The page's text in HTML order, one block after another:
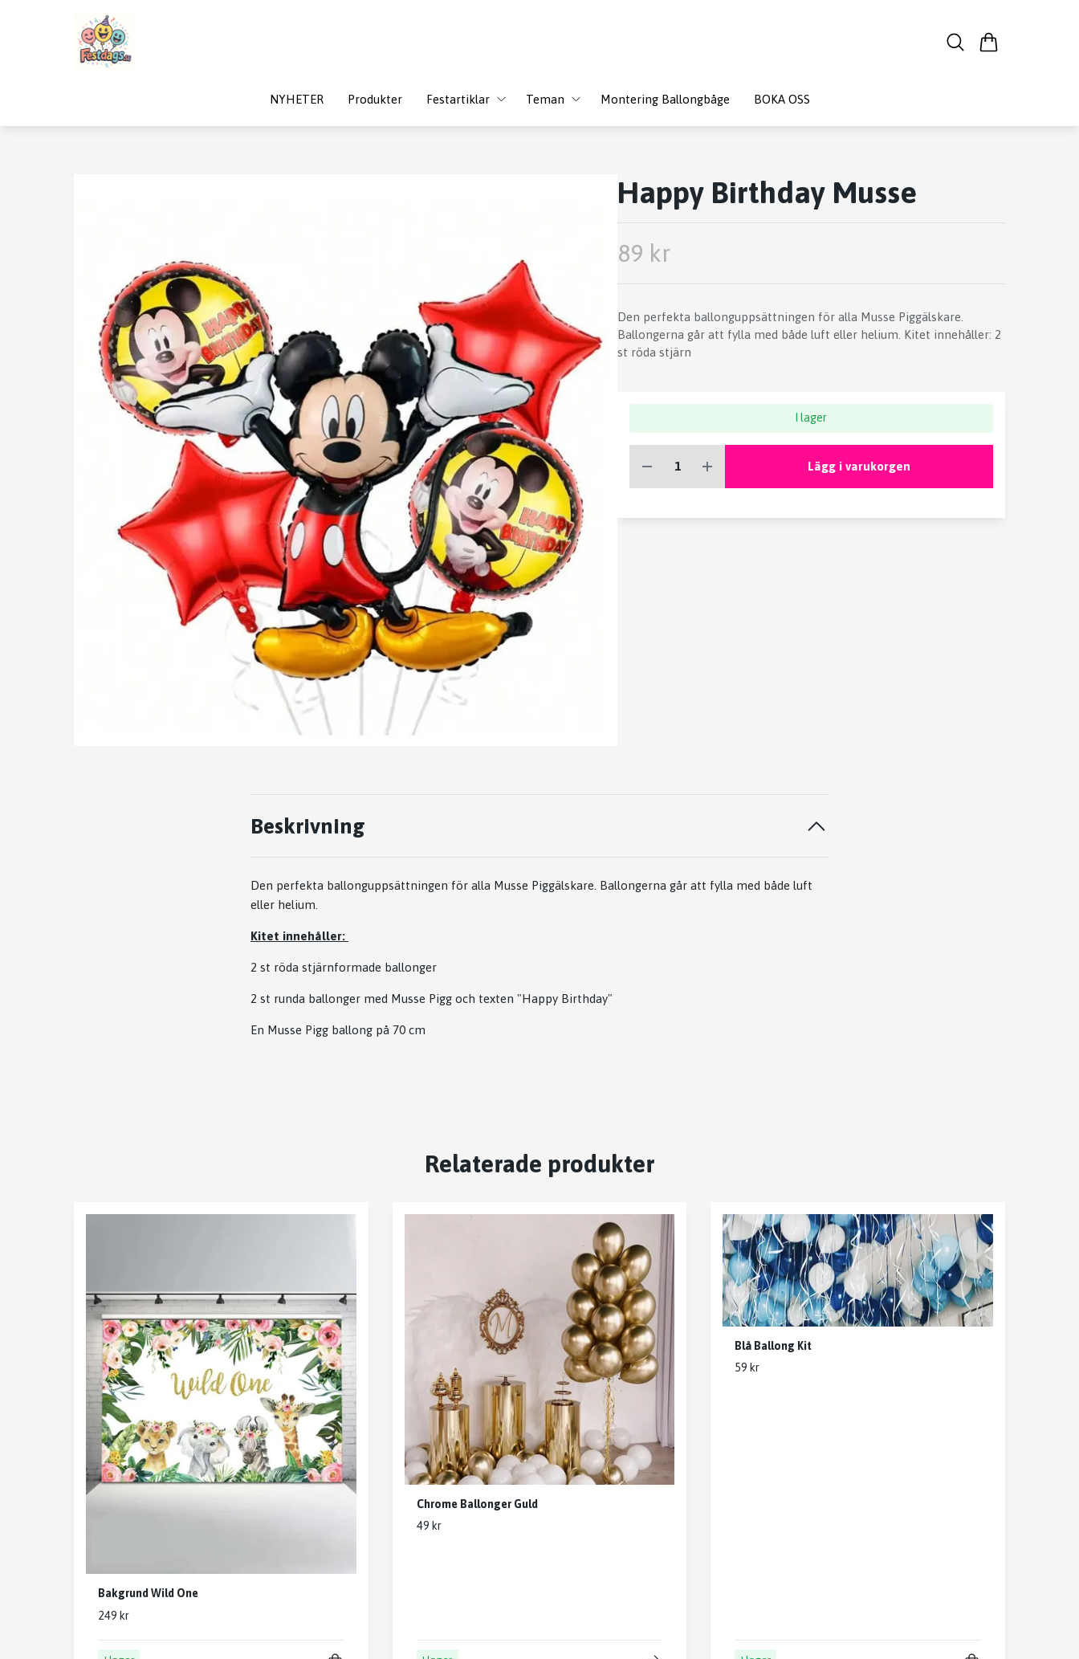
NYHETER Produkter Festartiklar Teman Montering Ballongbåge BOKA OSS
Happy Birthday Musse
89 kr
Den perfekta ballonguppsättningen för alla Musse Piggälskare.
Ballongerna går att fylla med både luft eller helium. Kitet innehåller: 2
st röda stjärn
I lager
Lägg i varukorgen
Beskrivning
Den perfekta ballonguppsättningen för alla Musse Piggälskare. Ballongerna går att fylla med både luft
eller helium.
Kitet innehåller:
2 st röda stjärnformade ballonger
2 st runda ballonger med Musse Pigg och texten "Happy Birthday"
En Musse Pigg ballong på 70 cm
Relaterade produkter
Bakgrund Wild One
249 kr
Chrome Ballonger Guld
49 kr
Blå Ballong Kit
59 kr